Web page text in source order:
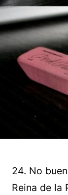
24. No
Reina de la